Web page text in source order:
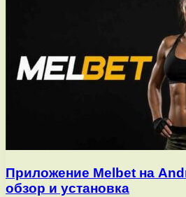
Приложение Melbet на
обзор и установка